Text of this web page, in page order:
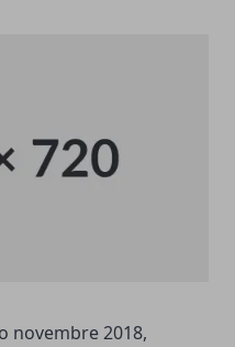
novembre 2018,